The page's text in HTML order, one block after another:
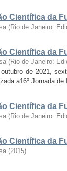
Científica da
(Rio de Janeiro:
Científica da
(Rio de Janeiro:
de 2021,
a16º Jornada
Científica da
(Rio de Janeiro:
Científica da
(2015)